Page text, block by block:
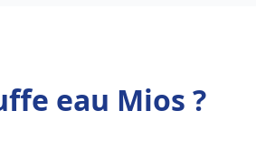
eau Mios ?